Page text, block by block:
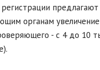
предлагают
органам
- с 4 до 10